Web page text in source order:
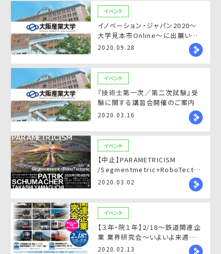
イベント
イノベーション・ジャパン2020～
大学見本市Online～に出展いた
します！
2020.09.28
イベント
『技術士第一次／第二次試験』受
験に関する講習会開催のご案内
2020.03.16
イベント
【中止】PARAMETRICISM
/Segmentmetric+RoboTectonic
開催のご案内
2020.03.02
イベント
【３年・院１年】2/18～鉄道関連企
業 業界研究会～いよいよ来週開
催《他大学からの参加も可能！》
2020.02.13